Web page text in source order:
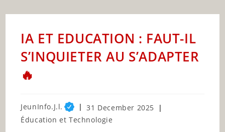
IA ET EDUCATION : FAUT-IL
S’INQUIETER AU S’ADAPTER
🔥
Post
author:
JeunInfo.J.l.
Post
published:
31 December 2025
Post
Éducation et Technologie